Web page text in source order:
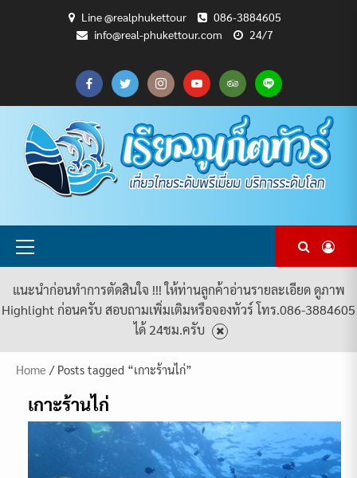
Line @realphukettour
086-3884605
info@real-phukettour.com
24/7
CART
CHECKOUT
MY
ACCOUNT
SAMPLE
PAGE
ทัวร์
ทั้งหมด
บทความ
ท่อง
เที่ยว
ยินดี
ต้อนรับ
สู่
PHUKET
TOUR
เกี่ยว
กับ
เรา
แพ็คเกจ
ทัวร์
ทั้งหมด
Primary
แนะนำก่อนทำการตัดสินใจ !!! ให้ท่านลูกค้าอ่านรายละเอียด ดูภาพ
Highlight ก่อนครับ สอบถามเพิ่มเติมหรือจองทัวร์ โทร.086-3884605
ได้ 24ชม.ครับ
Home / Posts tagged “เกาะร้านไก่”
เกาะร้านไก่